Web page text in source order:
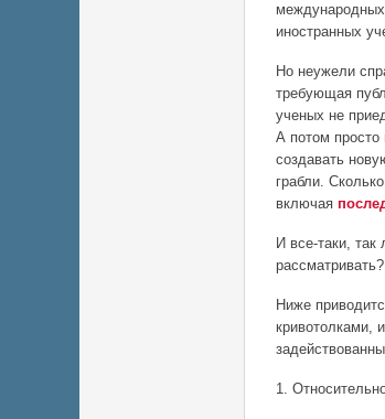
иностранных
Но неужели
требующая
ученых не
А потом просто
создавать
грабли.
включая
И все-таки,
Ниже
кривотолками,
1.